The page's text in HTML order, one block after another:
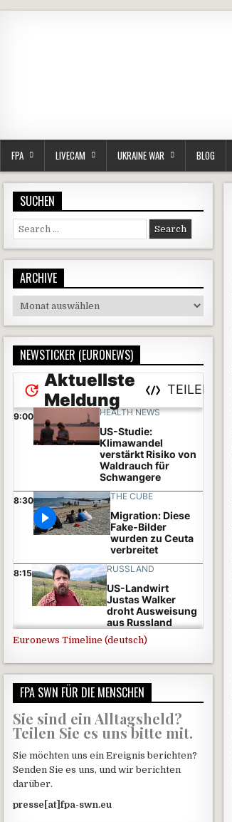
FPA LIVECAM UKRAINE WAR BLOG
SUCHEN
Search for:
ARCHIVE
Archive
NEWSTICKER (EURONEWS)
Euronews Timeline (deutsch)
FPA SWN FÜR DIE MENSCHEN
Sie sind ein Alltagsheld?
Teilen Sie es uns bitte mit.
Sie möchten uns ein Ereignis berichten?
Senden Sie es uns, und wir berichten
darüber.
presse[at]fpa-swn.eu